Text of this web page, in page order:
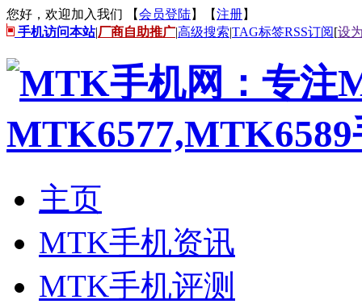
您好，欢迎加入我们 【会员登陆】【注册】
手机访问本站|厂商自助推广|高级搜索|TAG标签RSS订阅[设
主页
MTK手机资讯
MTK手机评测